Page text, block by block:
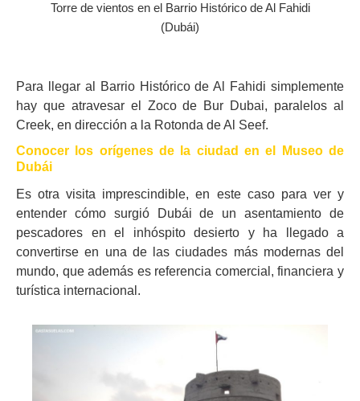
Torre de vientos en el Barrio Histórico de Al Fahidi
(Dubái)
Para llegar al Barrio Histórico de Al Fahidi simplemente
hay que atravesar el Zoco de Bur Dubai, paralelos al
Creek, en dirección a la Rotonda de Al Seef.
Conocer los orígenes de la ciudad en el Museo de
Dubái
Es otra visita imprescindible, en este caso para ver y
entender cómo surgió Dubái de un asentamiento de
pescadores en el inhóspito desierto y ha llegado a
convertirse en una de las ciudades más modernas del
mundo, que además es referencia comercial, financiera y
turística internacional.